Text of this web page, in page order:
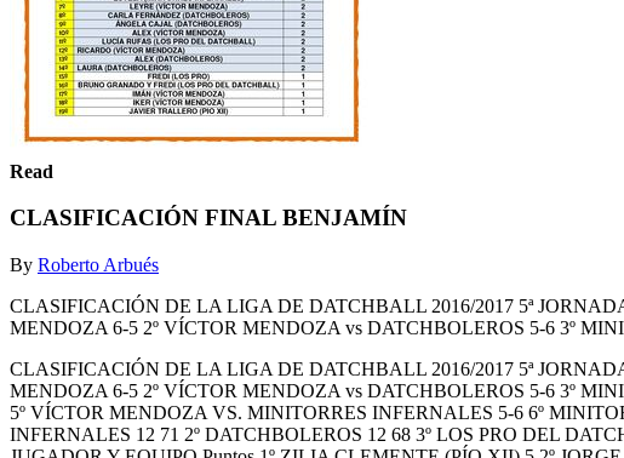
Read
CLASIFICACIÓN FINAL BENJAMÍN
By Roberto Arbués
CLASIFICACIÓN DE LA LIGA DE DATCHBALL 2016/2017 5ª
MENDOZA 6-5 2º VÍCTOR MENDOZA vs DATCHBOLEROS 5-6 3º
CLASIFICACIÓN DE LA LIGA DE DATCHBALL 2016/2017 5ª
MENDOZA 6-5 2º VÍCTOR MENDOZA vs DATCHBOLEROS 5-6 3º
5º VÍCTOR MENDOZA VS. MINITORRES INFERNALES 5-6 6º
INFERNALES 12 71 2º DATCHBOLEROS 12 68 3º LOS PRO DEL